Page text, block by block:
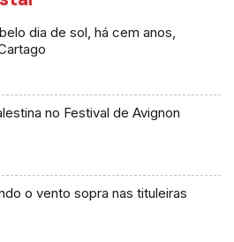
dia de sol, há cem anos,
no Festival de Avignon
o vento sopra nas tituleiras